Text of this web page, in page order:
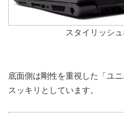
スタイリッシ
底面側は剛性を重視した「ユ
スッキリとしています。